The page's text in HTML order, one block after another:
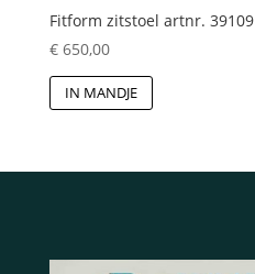
Fitform zitstoel artnr. 39109
€650,00
IN MANDJE